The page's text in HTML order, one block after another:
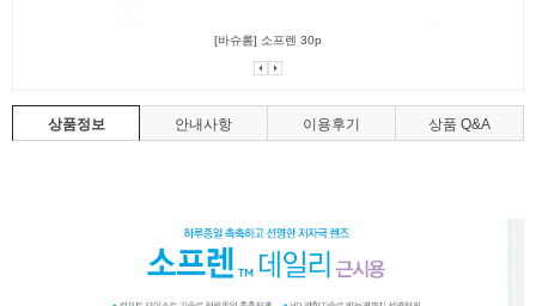
[바슈롬] 소프렌 30p
상품정보 안내사항 이용후기 상품 Q&A